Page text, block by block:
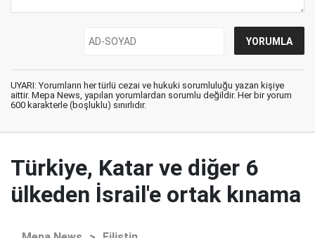
UYARI: Yorumların her türlü cezai ve hukuki sorumluluğu yazan kişiye
aittir. Mepa News, yapılan yorumlardan sorumlu değildir. Her bir yorum
600 karakterle (boşluklu) sınırlıdır.
Türkiye, Katar ve diğer 6
ülkeden İsrail'e ortak kınama